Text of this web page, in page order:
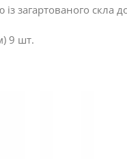
із загартованого скла
9 шт.